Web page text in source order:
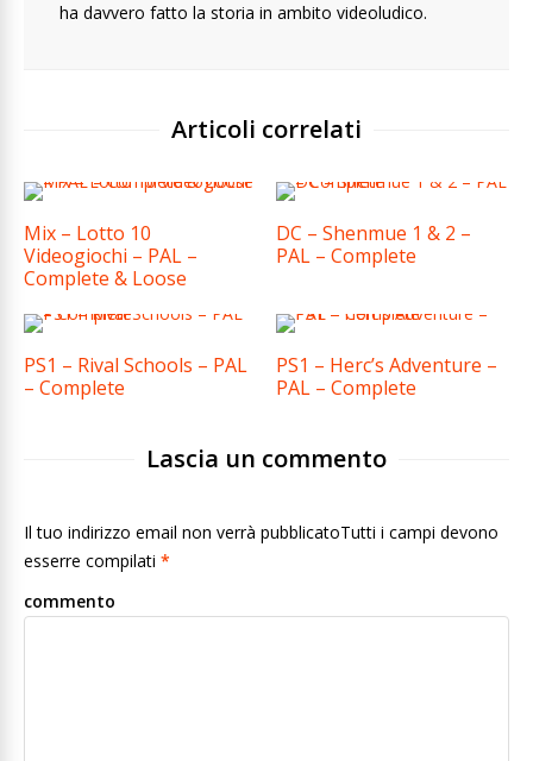
ha davvero fatto la storia in ambito videoludico.
Articoli correlati
Mix – Lotto 10
Videogiochi – PAL –
Complete & Loose
DC – Shenmue 1 & 2 –
PAL – Complete
PS1 – Rival Schools – PAL
– Complete
PS1 – Herc’s Adventure –
PAL – Complete
Lascia un commento
Il tuo indirizzo email non verrà pubblicatoTutti i campi devono
esserre compilati *
commento